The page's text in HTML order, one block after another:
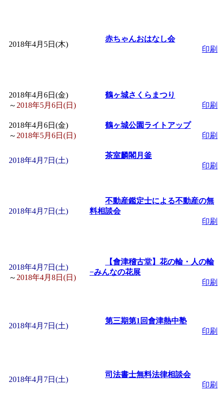
「皆鶴姫のこびる塾
「子育て交流広場「
間：2026/08/10～2026/
赤ちゃん交流広場
間：2026/08/10～
みなづる号乗車体
」
堂島地区歴史ウオ
す」 受付期間：～
de 健康づくり」
」
～」 受付期間：～
2018年4月5日(木)
赤ちゃんおはなし会
印刷
2018年4月6日(金)
～ 2018年5月6日(日)
鶴ヶ城さくらまつり
印刷
2018年4月6日(金)
～ 2018年5月6日(日)
鶴ヶ城公園ライトアップ
印刷
2018年4月7日(土)
茶室麟閣月釜
印刷
2018年4月7日(土)
不動産鑑定士による不動産の無
料相談会
印刷
2018年4月7日(土)
～ 2018年4月8日(日)
【會津稽古堂】花の輪・人の輪
−みんなの花展
印刷
2018年4月7日(土)
第三期第1回會津熱中塾
印刷
2018年4月7日(土)
司法書士無料法律相談会
印刷